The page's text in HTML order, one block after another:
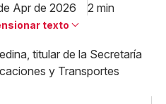
Apr de 2026 2 min
texto